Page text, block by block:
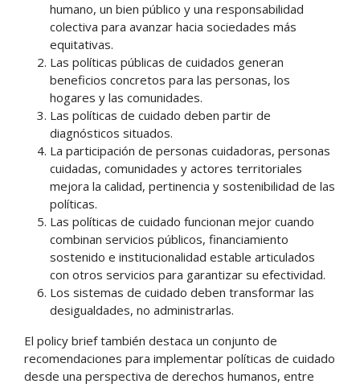
humano, un bien público y una responsabilidad
colectiva para avanzar hacia sociedades más
equitativas.
Las políticas públicas de cuidados generan
beneficios concretos para las personas, los
hogares y las comunidades.
Las políticas de cuidado deben partir de
diagnósticos situados.
La participación de personas cuidadoras, personas
cuidadas, comunidades y actores territoriales
mejora la calidad, pertinencia y sostenibilidad de las
políticas.
Las políticas de cuidado funcionan mejor cuando
combinan servicios públicos, financiamiento
sostenido e institucionalidad estable articulados
con otros servicios para garantizar su efectividad.
Los sistemas de cuidado deben transformar las
desigualdades, no administrarlas.
El policy brief también destaca un conjunto de
recomendaciones para implementar políticas de cuidado
desde una perspectiva de derechos humanos, entre